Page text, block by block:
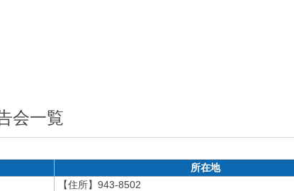
会一覧
所在地
【住所】943-8502